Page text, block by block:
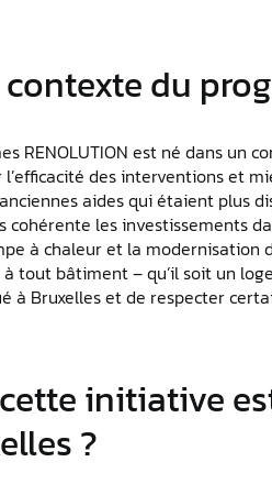
du
RENOLUTION est né dans un
des interventions et
aides qui étaient plus
cohérente les investissements
à chaleur et la modernisation
à tout bâtiment – qu’il soit un
à Bruxelles et de respecter
initiative
?